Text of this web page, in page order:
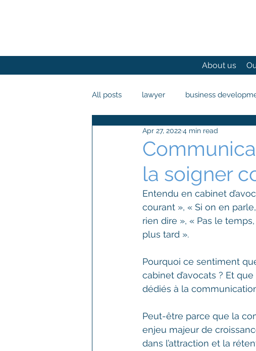
About us
All posts lawyer business
la soigner
Apr 27, 20224 min read
Entendu en cabinet
courant », « Si on en
rien dire », « Pas le
plus tard ».
Pourquoi ce sentiment
cabinet d’avocats ? Et
dédiés à la
Peut-être parce que la
enjeu majeur de
dans l’attraction et la